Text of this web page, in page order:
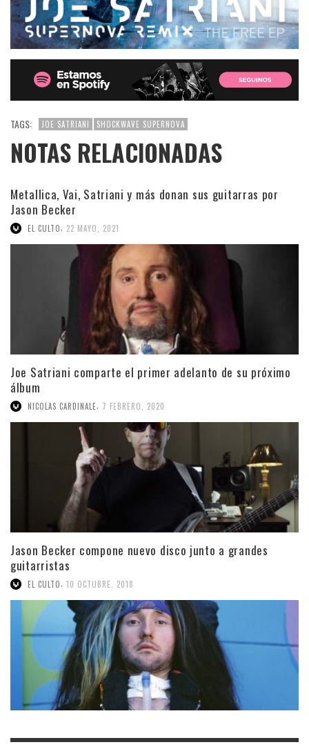
TAGS: JOE SATRIANI SHOCKWAVE SUPERNOVA
NOTAS RELACIONADAS
Metallica, Vai, Satriani y más donan sus guitarras por
Jason Becker
EL CULTO, 22 MAYO, 2021
Joe Satriani comparte el primer adelanto de su próximo
álbum
NICOLAS CARDINALE 7 FEBRERO, 2020
Jason Becker compone nuevo disco junto a grandes
guitarristas
EL CULTO 10 OCTUBRE, 2018